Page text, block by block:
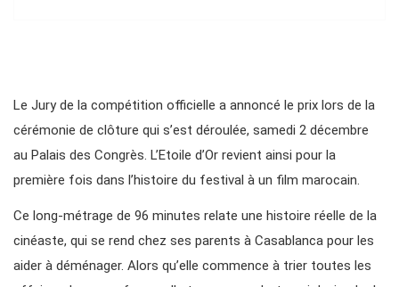
Le Jury de la compétition officielle a annoncé le prix lors de la
cérémonie de clôture qui s’est déroulée, samedi 2 décembre
au Palais des Congrès. L’Etoile d’Or revient ainsi pour la
première fois dans l’histoire du festival à un film marocain.
Ce long-métrage de 96 minutes relate une histoire réelle de la
cinéaste, qui se rend chez ses parents à Casablanca pour les
aider à déménager. Alors qu’elle commence à trier toutes les